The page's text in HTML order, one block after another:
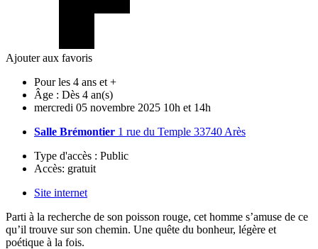
Ajouter aux favoris
Pour les 4 ans et +
Âge : Dès 4 an(s)
mercredi 05 novembre 2025 10h et 14h
Salle Brémontier 1 rue du Temple 33740 Arès
Type d'accès : Public
Accès: gratuit
Site internet
Parti à la recherche de son poisson rouge, cet homme s’amuse de ce
qu’il trouve sur son chemin. Une quête du bonheur, légère et
poétique à la fois.